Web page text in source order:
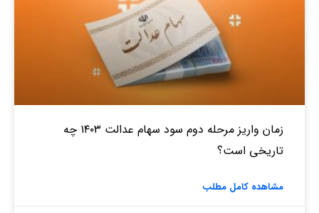
زمان واریز مرحله دوم سود سهام عدالت ۱۴۰۳ چه
تاریخی است؟
مشاهده کامل مطلب